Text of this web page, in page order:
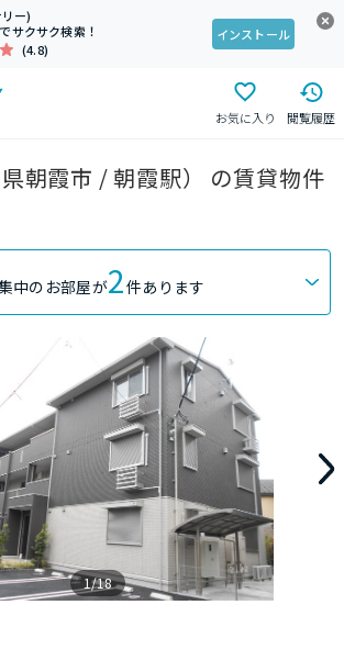
ー)
サクサク検索！
(4.8)
インストール
お気に入り 閲覧履歴
朝霞市 / 朝霞駅） の賃貸物件
中のお部屋が2件あります
1/18